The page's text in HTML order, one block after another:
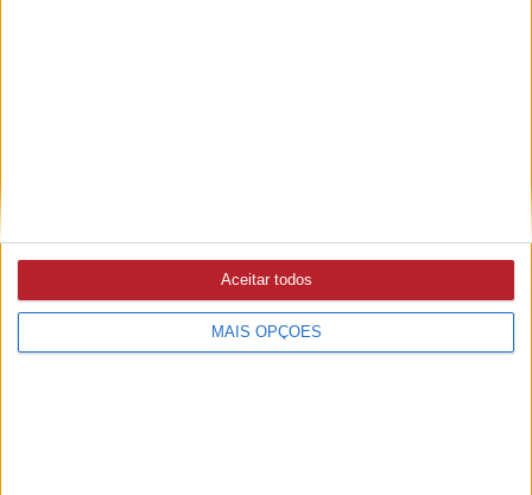
MAIS OPÇÕES
Aceitar todos
Ampliar capa Ler edição